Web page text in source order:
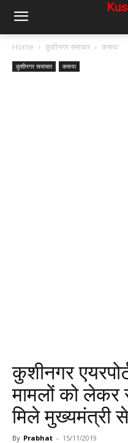
Home कुशीनगर समाचार कसया
कुशीनगर समाचार कसया
कुशीनगर
मामलों को लेकर
मिले मुख्यमंत्री
By Prabhat - 15/11/2019